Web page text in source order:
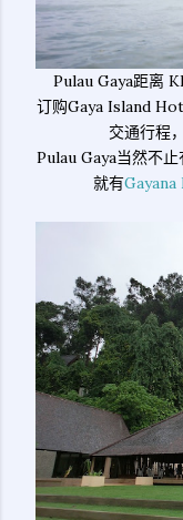
Pulau Gaya距离
订购Gaya Island
交通行程
Pulau Gaya当然不
就有